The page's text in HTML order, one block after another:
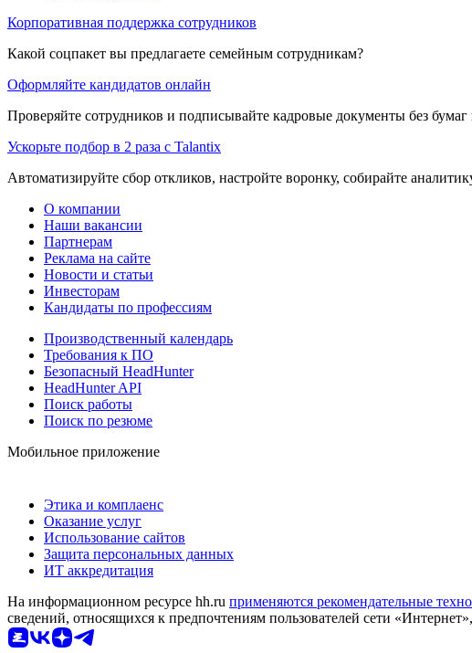
Корпоративная поддержка сотрудников
Какой соцпакет вы предлагаете семейным сотрудникам?
Оформляйте кандидатов онлайн
Проверяйте сотрудников и подписывайте кадровые документы без
Ускорьте подбор в 2 раза с Talantix
Автоматизируйте сбор откликов, настройте воронку, собирайте
О компании
Наши вакансии
Партнерам
Реклама на сайте
Новости и статьи
Инвесторам
Кандидаты по профессиям
Производственный календарь
Требования к ПО
Безопасный HeadHunter
HeadHunter API
Поиск работы
Поиск по резюме
Мобильное приложение
Этика и комплаенс
Оказание услуг
Использование сайтов
Защита персональных данных
ИТ аккредитация
На информационном ресурсе hh.ru применяются рекомендательные
сведений, относящихся к предпочтениям пользователей сети